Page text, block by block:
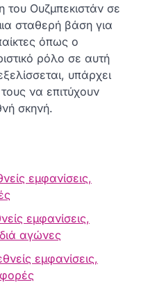
του Ουζμπεκιστάν σε
σταθερή βάση για
όπως ο
ρόλο σε αυτή
υπάρχει
να επιτύχουν
σκηνή.
εμφανίσεις,
εμφανίσεις,
αγώνες
εμφανίσεις,